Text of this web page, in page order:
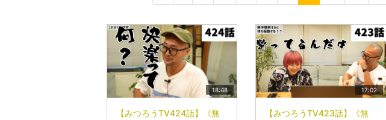
18:48
【みつろうTV424話】《無
17:02
【みつろうTV423話】《無